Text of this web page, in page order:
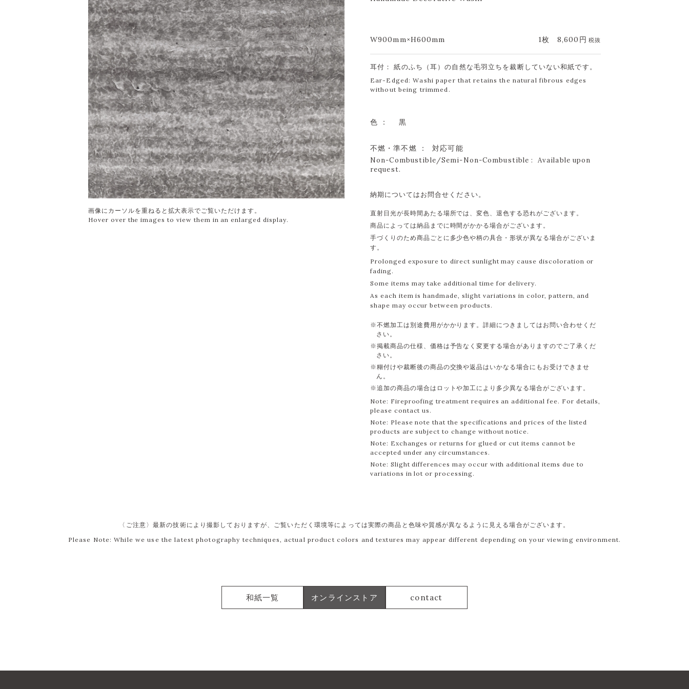
W900mm×H600mm 1枚 8,600円 税抜
耳付： 紙のふち（耳）の自然な毛羽立ちを裁断していない和紙です。
Ear-Edged: Washi paper that retains the natural fibrous edges
without being trimmed.
色 ： 黒
不燃・準不燃 ： 対応可能
Non-Combustible/Semi-Non-Combustible : Available upon
request.
納期についてはお問合せください。
直射日光が長時間あたる場所では、変色、退色する恐れがございます。
商品によっては納品までに時間がかかる場合がございます。
手づくりのため商品ごとに多少色や柄の具合・形状が異なる場合がございま
す。
Prolonged exposure to direct sunlight may cause discoloration or
fading.
Some items may take additional time for delivery.
As each item is handmade, slight variations in color, pattern, and
shape may occur between products.
※不燃加工は別途費用がかかります。詳細につきましてはお問い合わせくだ
さい。
※掲載商品の仕様、価格は予告なく変更する場合がありますのでご了承くだ
さい。
※糊付けや裁断後の商品の交換や返品はいかなる場合にもお受けできませ
ん。
※追加の商品の場合はロットや加工により多少異なる場合がございます。
Note: Fireproofing treatment requires an additional fee. For details,
please contact us.
Note: Please note that the specifications and prices of the listed
products are subject to change without notice.
Note: Exchanges or returns for glued or cut items cannot be
accepted under any circumstances.
Note: Slight differences may occur with additional items due to
variations in lot or processing.
〈ご注意〉最新の技術により撮影しておりますが、ご覧いただく環境等によっては実際の商品と色味や質感が異なるように見える場合がございます。
Please Note: While we use the latest photography techniques, actual product colors and textures may appear different depending on your viewing environment.
和紙一覧 オンラインストア contact